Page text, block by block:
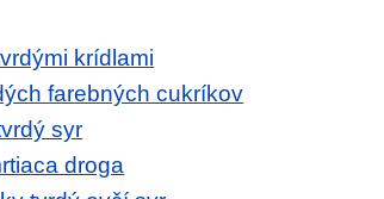
krídlami
farebných cukríkov
syr
droga